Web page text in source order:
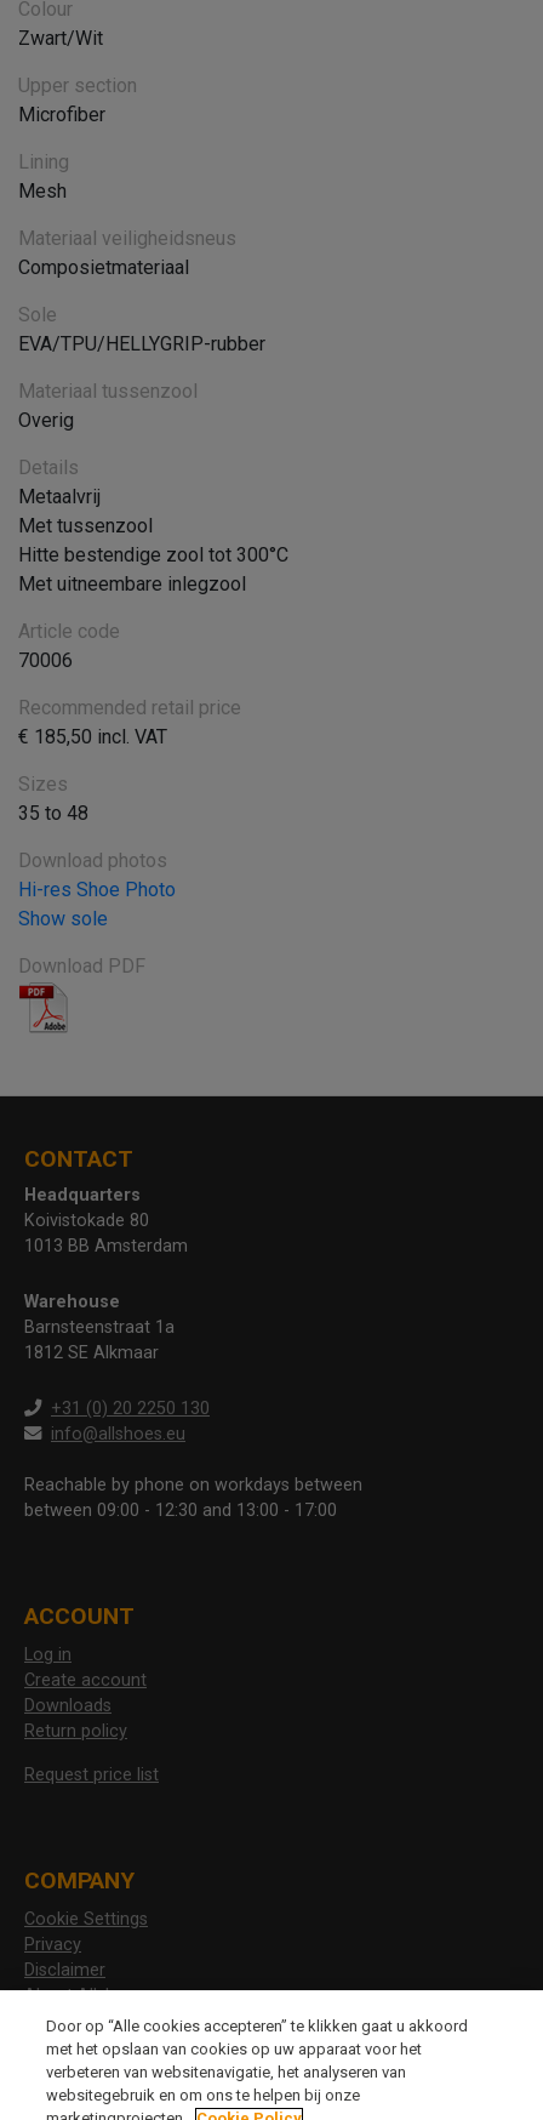
Colour
Zwart/Wit
Upper section
Microfiber
Lining
Mesh
Materiaal veiligheidsneus
Composietmateriaal
Sole
EVA/TPU/HELLYGRIP-rubber
Materiaal tussenzool
Overig
Details
Metaalvrij
Met tussenzool
Hitte bestendige zool tot 300°C
Met uitneembare inlegzool
Article code
70006
Recommended retail price
€ 185,50 incl. VAT
Sizes
35 to 48
Download photos
Hi-res Shoe Photo
Show sole
Download PDF
CONTACT
Headquarters
Koivistokade 80
1013 BB Amsterdam
Warehouse
Barnsteenstraat 1a
1812 SE Alkmaar
+31 (0) 20 2250 130
info@allshoes.eu
Reachable by phone on workdays between
between 09:00 - 12:30 and 13:00 - 17:00
ACCOUNT
Log in
Create account
Downloads
Return policy
Request price list
COMPANY
Cookie Settings
Privacy
Disclaimer
About Allshoes
Vacancies
Door op “Alle cookies accepteren” te klikken gaat u akkoord
met het opslaan van cookies op uw apparaat voor het
verbeteren van websitenavigatie, het analyseren van
websitegebruik en om ons te helpen bij onze